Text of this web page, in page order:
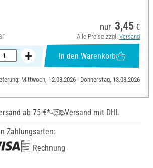
nur 3,45 €
Alle Preise zzgl. Versand
In den Warenkorb
Mittwoch, 12.08.2026 - Donnerstag, 13.08.2026
ab 75 €*
Versand mit DHL
Zahlungsarten:
Rechnung